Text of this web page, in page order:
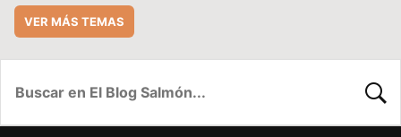
VER MÁS TEMAS